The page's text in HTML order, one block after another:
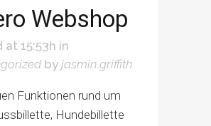
Webshop
at 15:53h in
by jasmin.griffith
Funktionen rund um
Hundebillette